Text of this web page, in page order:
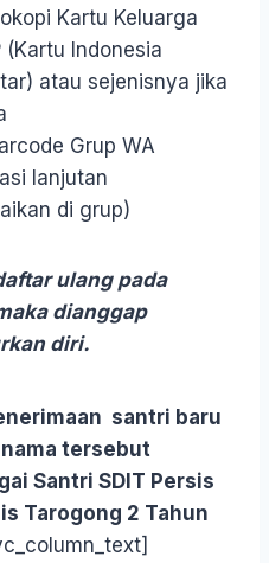
Kartu Keluarga
(Kartu Indonesia
atau sejenisnya jika
Grup WA
lanjutan
di grup)
ulang pada
dianggap
diri.
santri baru
tersebut
Santri SDIT Persis
Tarogong 2 Tahun